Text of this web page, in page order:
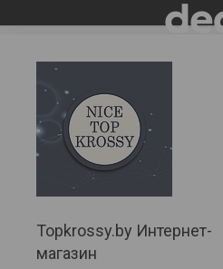
Topkrossy.by Интернет-
магазин